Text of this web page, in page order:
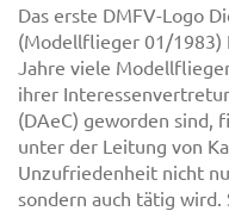
Das erste DMFV-Logo
(Modellflieger 01/1983)
Jahre viele
ihrer
(DAeC) geworden sind,
unter der Leitung von
Unzufriedenheit nicht
sondern auch tätig